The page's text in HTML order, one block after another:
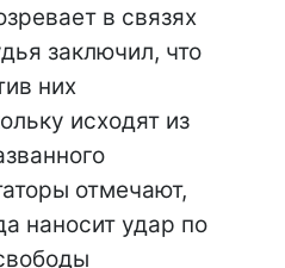
в связях
заключил, что
них
исходят из
отмечают,
наносит удар по